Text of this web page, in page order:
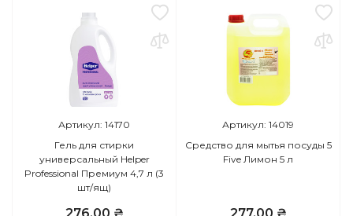
Артикул: 14170
Гель для стирки
универсальный Helper
Professional Премиум 4,7 л (3
шт/ящ)
Артикул: 14019
Средство для мытья посуды 5
Five Лимон 5 л